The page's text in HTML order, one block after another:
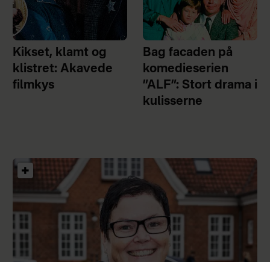
Kikset, klamt og
klistret: Akavede
filmkys
Bag facaden på
komedieserien
”ALF”: Stort drama i
kulisserne